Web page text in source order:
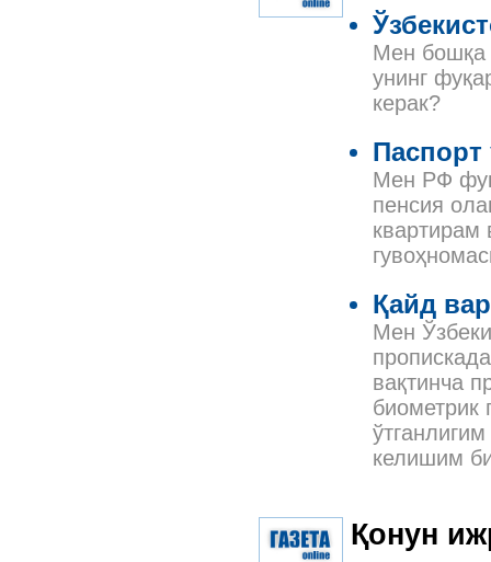
Мен бошқа
унинг
керак?
Мен РФ
пенсия
Қайд
Мен
вақтинча
биометрик
келишим
Қонун